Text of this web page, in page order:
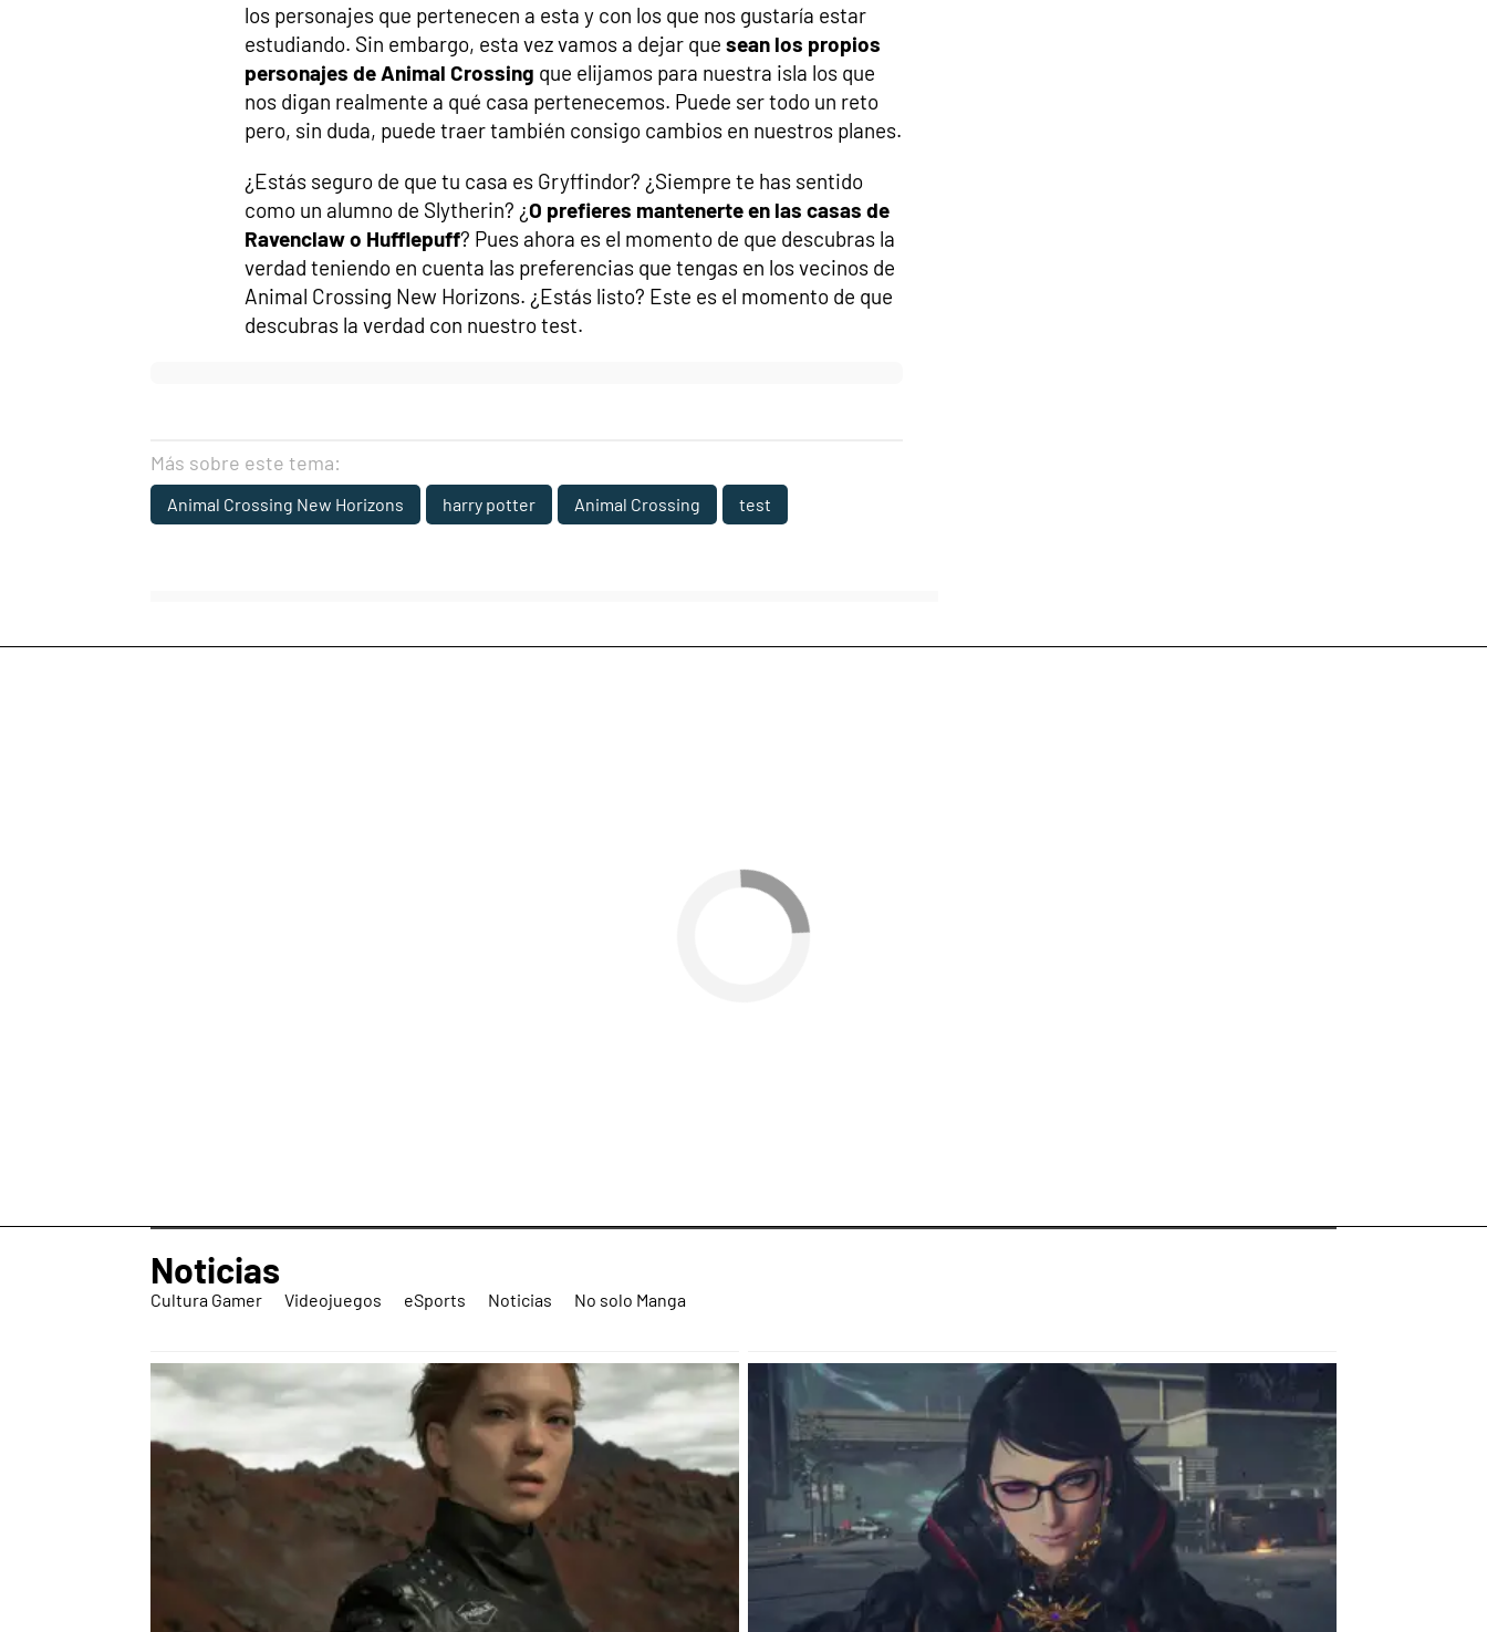
los personajes que pertenecen a esta y con los que nos gustaría estar
estudiando. Sin embargo, esta vez vamos a dejar que sean los propios
personajes de Animal Crossing que elijamos para nuestra isla los que
nos digan realmente a qué casa pertenecemos. Puede ser todo un reto
pero, sin duda, puede traer también consigo cambios en nuestros planes.
¿Estás seguro de que tu casa es Gryffindor? ¿Siempre te has sentido
como un alumno de Slytherin? ¿O prefieres mantenerte en las casas de
Ravenclaw o Hufflepuff? Pues ahora es el momento de que descubras la
verdad teniendo en cuenta las preferencias que tengas en los vecinos de
Animal Crossing New Horizons. ¿Estás listo? Este es el momento de que
descubras la verdad con nuestro test.
Más sobre este tema:
Animal Crossing New Horizons harry potter Animal Crossing test
Noticias
Cultura Gamer Videojuegos eSports Noticias No solo Manga